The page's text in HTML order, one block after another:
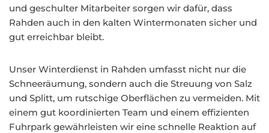
und geschulter Mitarbeiter sorgen wir dafür, dass
Rahden auch in den kalten Wintermonaten sicher und
gut erreichbar bleibt.
Unser Winterdienst in Rahden umfasst nicht nur die
Schneeräumung, sondern auch die Streuung von Salz
und Splitt, um rutschige Oberflächen zu vermeiden. Mit
einem gut koordinierten Team und einem effizienten
Fuhrpark gewährleisten wir eine schnelle Reaktion auf